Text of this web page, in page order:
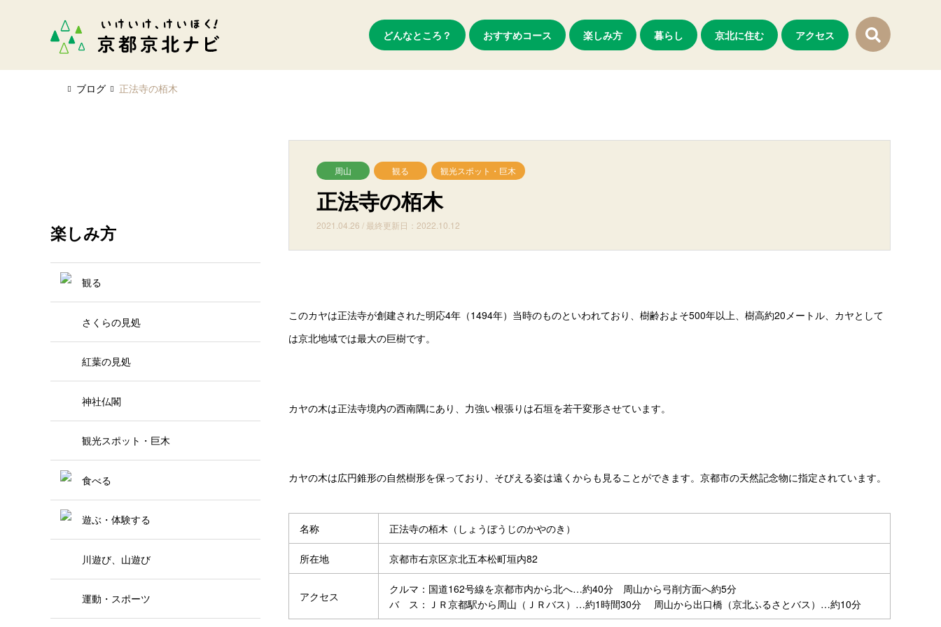
どんなところ？ おすすめコース 楽しみ方 暮らし 京北に住む アクセス
ブログ 正法寺の栢木
周山 観る 観光スポット・巨木
正法寺の栢木
2021.04.26 / 最終更新日：2022.10.12
このカヤは正法寺が創建された明応4年（1494年）当時のものといわれており、樹齢およそ500年以上、樹高約20メートル、カヤとして
は京北地域では最大の巨樹です。
カヤの木は正法寺境内の西南隅にあり、力強い根張りは石垣を若干変形させています。
カヤの木は広円錐形の自然樹形を保っており、そびえる姿は遠くからも見ることができます。京都市の天然記念物に指定されています。
名称 正法寺の栢木（しょうぼうじのかやのき）
所在地 京都市右京区京北五本松町垣内82
アクセス
クルマ：国道162号線を京都市内から北へ…約40分 周山から弓削方面へ約5分
バ ス：ＪＲ京都駅から周山（ＪＲバス）…約1時間30分 周山から出口橋（京北ふるさとバス）…約10分
楽しみ方
観る
さくらの見処
紅葉の見処
神社仏閣
観光スポット・巨木
食べる
遊ぶ・体験する
川遊び、山遊び
運動・スポーツ